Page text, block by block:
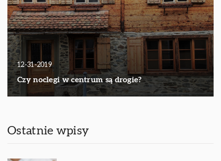
12-31-2019
Czy noclegi w centrum są drogie?
Ostatnie wpisy